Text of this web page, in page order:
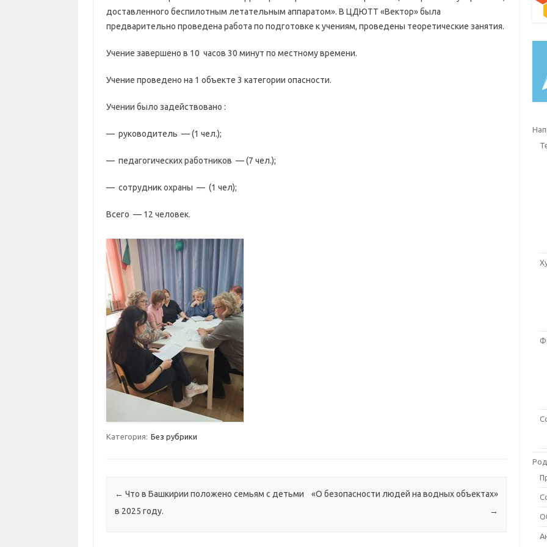
доставленного беспилотным летательным аппаратом». В ЦДЮТТ «Вектор» была
предварительно проведена работа по подготовке к учениям, проведены теоретические занятия.
Учение завершено в 10 часов 30 минут по местному времени.
Учение проведено на 1 объекте 3 категории опасности.
Учении было задействовано :
— руководитель — (1 чел.);
— педагогических работников — (7 чел.);
— сотрудник охраны — (1 чел);
Всего — 12 человек.
Категория: Без рубрики
Навигация по постам
← Что в Башкирии положено семьям с детьми
в 2025 году.
«О безопасности людей на водных объектах»
→